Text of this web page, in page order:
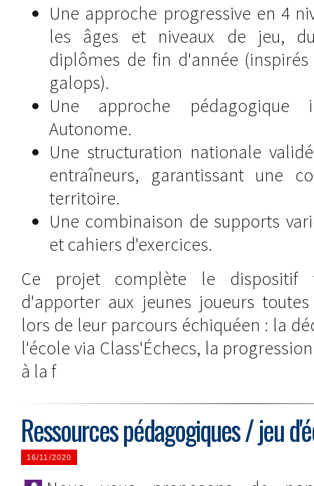
Une approche progressive en 4
les âges et niveaux de jeu,
diplômes de fin d'année
galops).
Une approche pédagogique
Autonome.
Une structuration nationale
entraîneurs, garantissant une
territoire.
Une combinaison de supports
et cahiers d'exercices.
Ce projet complète le dispositif
d'apporter aux jeunes joueurs
lors de leur parcours échiquéen : la
l'école via Class'Échecs, la
à la f
Ressources pédagogiques / jeu
16/11/2020